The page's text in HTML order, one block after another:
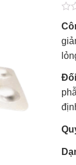
xếp
0.0
5